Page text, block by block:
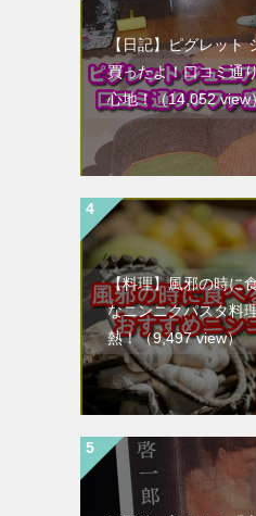
【日記】ピグレット
買ったよ！口コミ通
心地！（14,052 view
【料理】風邪の時に
なニンニクパスタ料
熱！（9,497 view）